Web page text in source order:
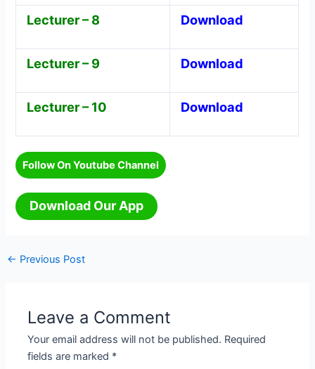
Lecturer – 8 Download
Lecturer – 9 Download
Lecturer – 10 Download
Follow On Youtube Channel
Download Our App
← Previous Post
Leave a Comment
Your email address will not be published. Required
fields are marked *